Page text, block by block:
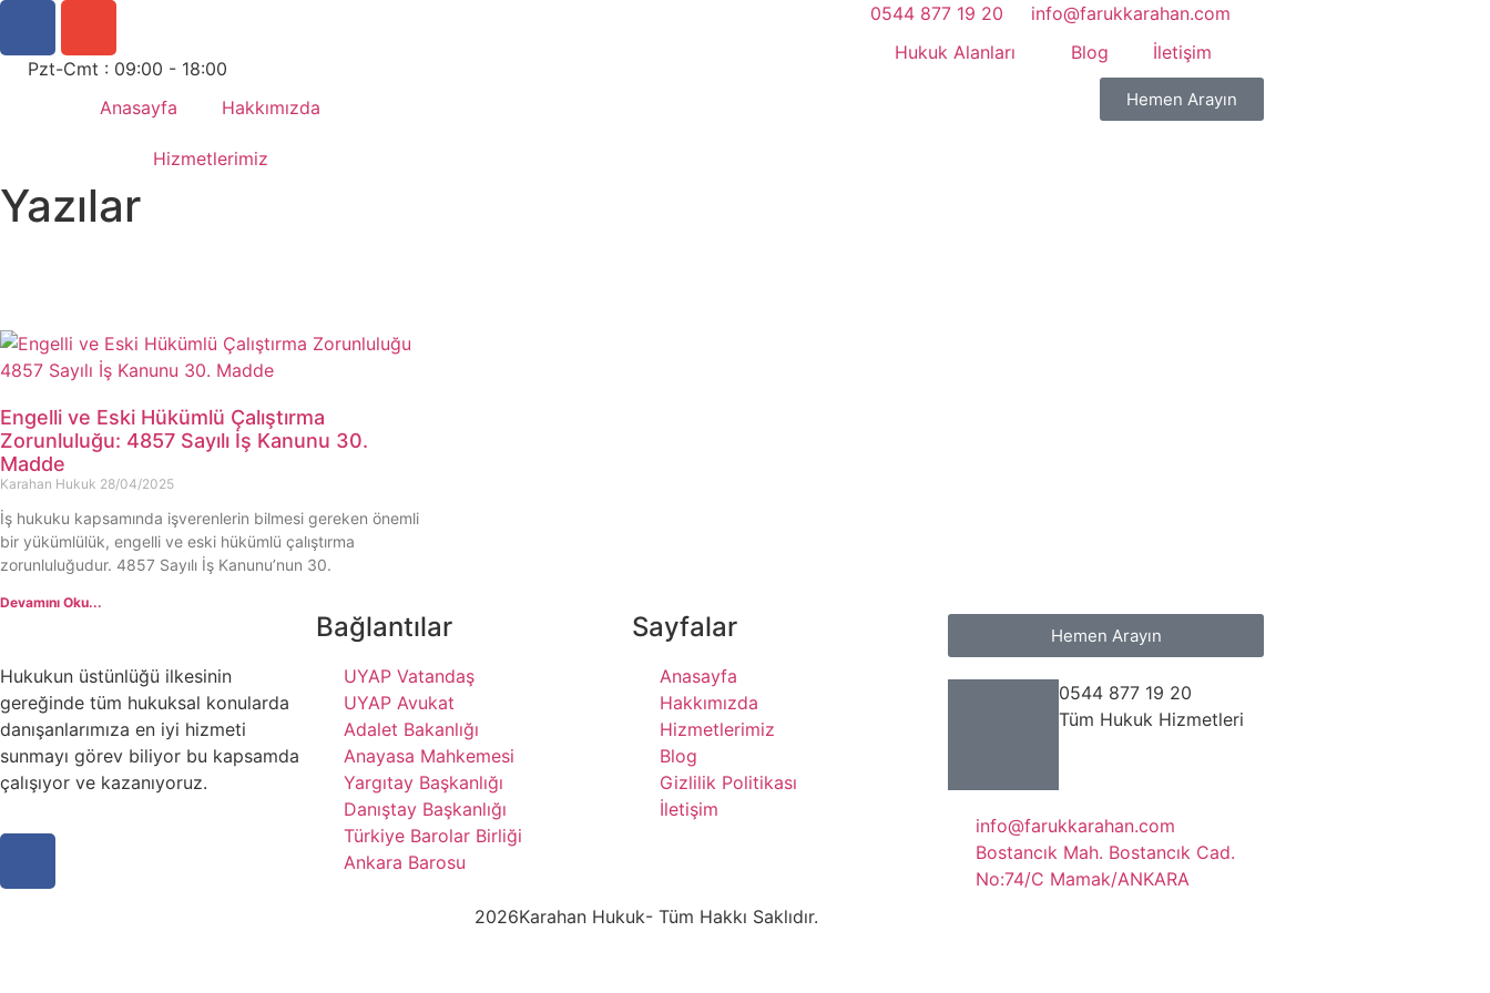
Pzt-Cmt : 09:00 - 18:00
Anasayfa
Hakkımızda
Hizmetlerimiz
0544 877 19 20
info@farukkarahan.com
Hukuk Alanları
Blog İletişim
Hemen Arayın
Yazılar
Engelli ve Eski Hükümlü Çalıştırma
Zorunluluğu: 4857 Sayılı İş Kanunu 30.
Madde
Karahan Hukuk 28/04/2025
İş hukuku kapsamında işverenlerin bilmesi gereken önemli
bir yükümlülük, engelli ve eski hükümlü çalıştırma
zorunluluğudur. 4857 Sayılı İş Kanunu’nun 30.
Devamını Oku...
Hukukun üstünlüğü ilkesinin
gereğinde tüm hukuksal konularda
danışanlarımıza en iyi hizmeti
sunmayı görev biliyor bu kapsamda
çalışıyor ve kazanıyoruz.
Bağlantılar
UYAP Vatandaş
UYAP Avukat
Adalet Bakanlığı
Anayasa Mahkemesi
Yargıtay Başkanlığı
Danıştay Başkanlığı
Türkiye Barolar Birliği
Ankara Barosu
Sayfalar
Anasayfa
Hakkımızda
Hizmetlerimiz
Blog
Gizlilik Politikası
İletişim
Hemen Arayın
0544 877 19 20
Tüm Hukuk Hizmetleri
info@farukkarahan.com
Bostancık Mah. Bostancık Cad.
No:74/C Mamak/ANKARA
2026Karahan Hukuk- Tüm Hakkı Saklıdır.